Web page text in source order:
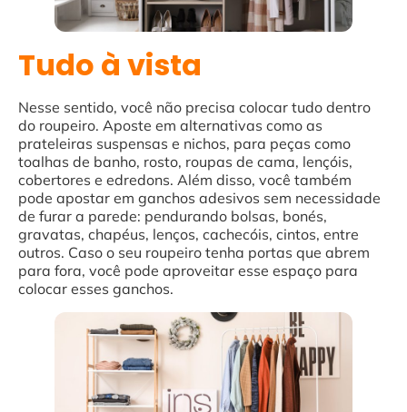
Tudo à vista
Nesse sentido, você não precisa colocar tudo dentro
do roupeiro. Aposte em alternativas como as
prateleiras suspensas e nichos, para peças como
toalhas de banho, rosto, roupas de cama, lençóis,
cobertores e edredons. Além disso, você também
pode apostar em ganchos adesivos sem necessidade
de furar a parede: pendurando bolsas, bonés,
gravatas, chapéus, lenços, cachecóis, cintos, entre
outros. Caso o seu roupeiro tenha portas que abrem
para fora, você pode aproveitar esse espaço para
colocar esses ganchos.